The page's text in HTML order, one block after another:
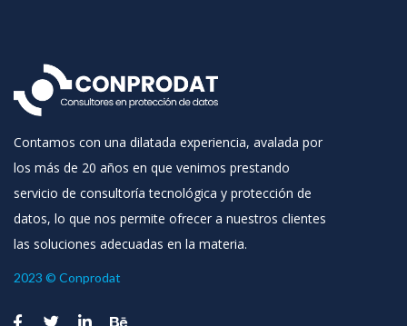
Contamos con una dilatada experiencia, avalada por
los más de 20 años en que venimos prestando
servicio de consultoría tecnológica y protección de
datos, lo que nos permite ofrecer a nuestros clientes
las soluciones adecuadas en la materia.
2023 © Conprodat